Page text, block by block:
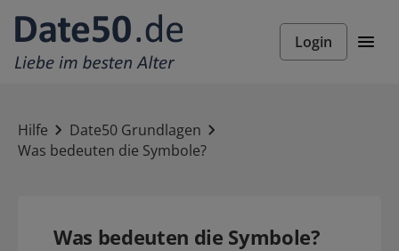
Login
Hilfe
Date50 Grundlagen
Was bedeuten die Symbole?
Was bedeuten die Symbole?